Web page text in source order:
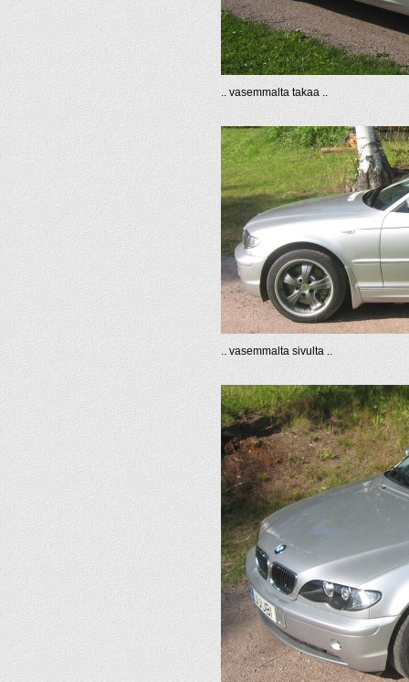
.. vasemmalta takaa ..
.. vasemmalta sivulta ..